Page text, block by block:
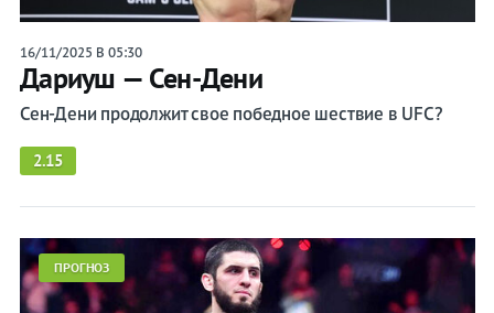
16/11/2025 В 05:30
Дариуш — Сен-Дени
Сен-Дени продолжит свое победное шествие в UFC?
2.15
ПРОГНОЗ